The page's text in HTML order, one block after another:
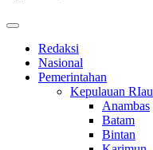
content
Primary
Redaksi
Nasional
Pemerintahan
Kepulauan RIau
Anambas
Batam
Bintan